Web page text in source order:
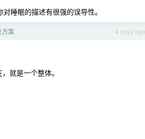
睡眠的描述有很强的误导性。
4 days ago
方案
就是一个整体。